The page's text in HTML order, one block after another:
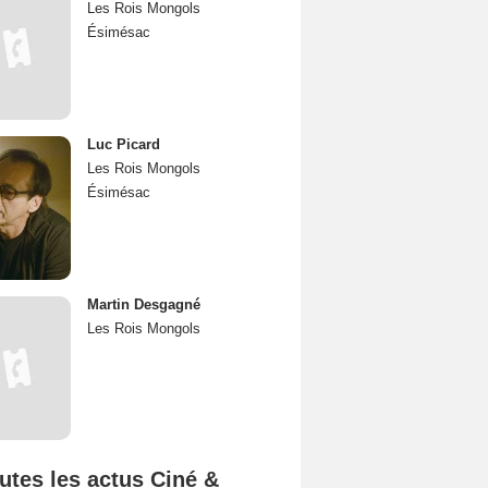
Les Rois Mongols
Ésimésac
Luc Picard
Les Rois Mongols
Ésimésac
Martin Desgagné
Les Rois Mongols
les actus Ciné &